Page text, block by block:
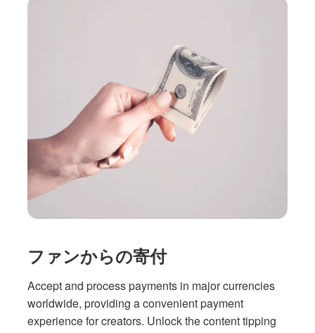
ファンからの寄付
Accept and process payments in major currencies
worldwide, providing a convenient payment
experience for creators. Unlock the content tipping